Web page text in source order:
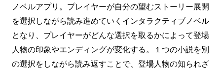
ノベルアプリ。プレイヤーが自分の望むストーリー展開
を選択しながら読み進めていくインタラクティブノベル
となり、プレイヤーがどんな選択を取るかによって登場
人物の印象やエンディングが変化する。１つの小説を別
の選択をしながら読み返すことで、登場人物の知られざ